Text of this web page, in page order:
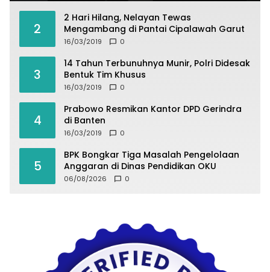
2
2 Hari Hilang, Nelayan Tewas
Mengambang di Pantai Cipalawah Garut
16/03/2019 0
3
14 Tahun Terbunuhnya Munir, Polri Didesak
Bentuk Tim Khusus
16/03/2019 0
4
Prabowo Resmikan Kantor DPD Gerindra
di Banten
16/03/2019 0
5
BPK Bongkar Tiga Masalah Pengelolaan
Anggaran di Dinas Pendidikan OKU
06/08/2026 0